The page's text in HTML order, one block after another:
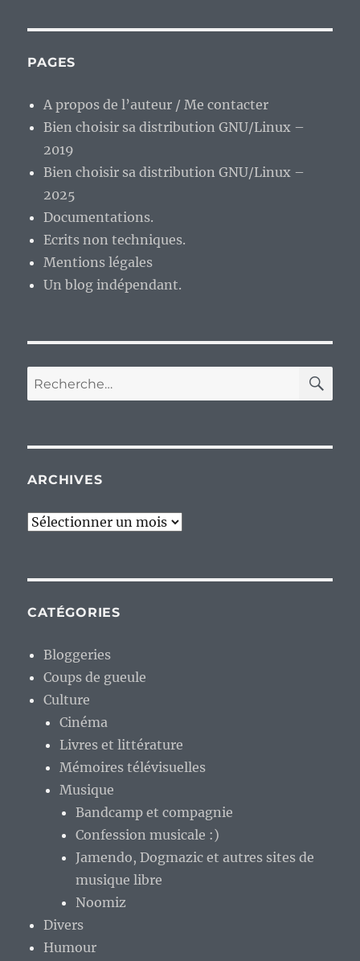
PAGES
A propos de l’auteur / Me contacter
Bien choisir sa distribution GNU/Linux –
2019
Bien choisir sa distribution GNU/Linux –
2025
Documentations.
Ecrits non techniques.
Mentions légales
Un blog indépendant.
Recherche
pour :
ARCHIVES
Archives
CATÉGORIES
Bloggeries
Coups de gueule
Culture
Cinéma
Livres et littérature
Mémoires télévisuelles
Musique
Bandcamp et compagnie
Confession musicale :)
Jamendo, Dogmazic et autres sites de
musique libre
Noomiz
Divers
Humour